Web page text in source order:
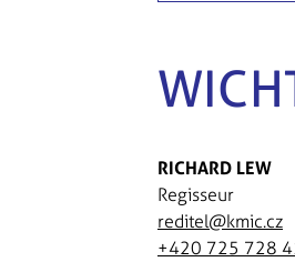
RICHARD LEW
Regisseur
reditel@kmic.cz
+420 725 728